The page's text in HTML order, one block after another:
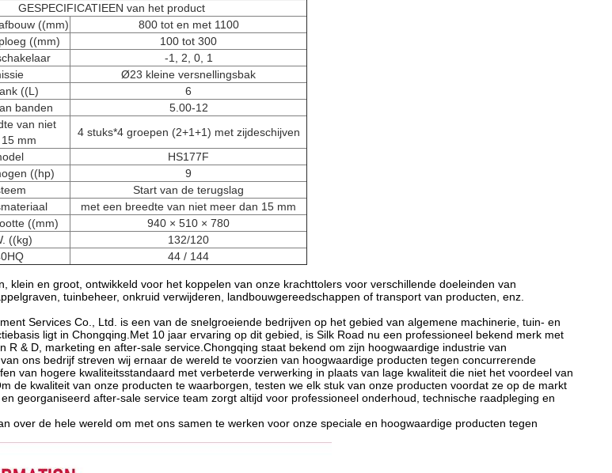
GESPECIFICATIEEN van het product
((mm)
800 tot en met 1100
((mm)
100 tot 300
-1, 2, 0, 1
Ø23 kleine versnellingsbak
((L)
6
banden
5.00-12
van niet
mm
4 stuks*4 groepen (2+1+1) met zijdeschijven
HS177F
((hp)
9
Start van de terugslag
met een breedte van niet meer dan 15 mm
((mm)
940 × 510 × 780
((kg)
132/120
44 / 144
klein en groot, ontwikkeld voor het koppelen van onze krachttolers voor verschillende doeleinden van
tuinbeheer, onkruid verwijderen, landbouwgereedschappen of transport van producten, enz.
Services Co., Ltd. is een van de snelgroeiende bedrijven op het gebied van algemene machinerie, tuin- en
ligt in Chongqing.Met 10 jaar ervaring op dit gebied, is Silk Road nu een professioneel bekend merk met
R & D, marketing en after-sale service.Chongqing staat bekend om zijn hoogwaardige industrie van
ons bedrijf streven wij ernaar de wereld te voorzien van hoogwaardige producten tegen concurrerende
van hogere kwaliteitsstandaard met verbeterde verwerking in plaats van lage kwaliteit die niet het voordeel van
de kwaliteit van onze producten te waarborgen, testen we elk stuk van onze producten voordat ze op de markt
georganiseerd after-sale service team zorgt altijd voor professioneel onderhoud, technische raadpleging en
over de hele wereld om met ons samen te werken voor onze speciale en hoogwaardige producten tegen